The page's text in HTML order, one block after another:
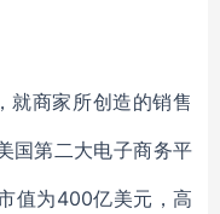
就商家所创造的销售
国第二大电子商务平
值为400亿美元，高